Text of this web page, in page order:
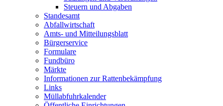
Steuern und Abgaben
Standesamt
Abfallwirtschaft
Amts- und Mitteilungsblatt
Bürgerservice
Formulare
Fundbüro
Märkte
Informationen zur Rattenbekämpfung
Links
Müllabfuhrkalender